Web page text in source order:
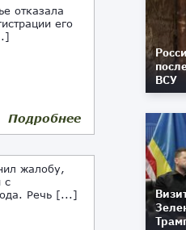
отказала
его
Подробнее
жалобу,
с
Речь [...]
ВСУ